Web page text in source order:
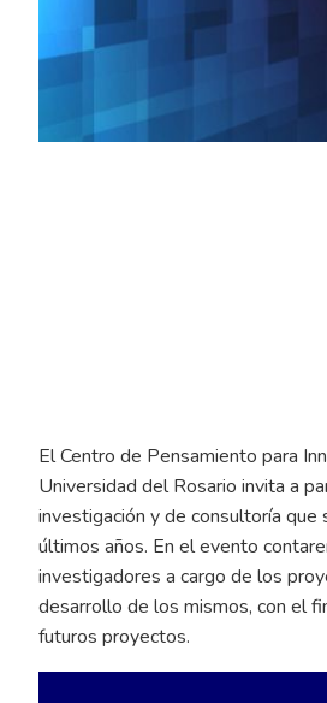
El Centro de Pensamiento para
Universidad del Rosario invita a
investigación y de consultoría
últimos años. En el evento
investigadores a cargo de los
desarrollo de los mismos, con el
futuros proyectos.